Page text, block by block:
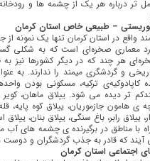
تر درباره هر یک از چشمه ها و
– طبیعی خاص استان کرمان
واقع در استان كرمان تنها یک نمونه
معماری صخره‌ای است كه به شكلی
هر چند كه در دیگر كشورها نیز
و گردشگری میمند را ندارند. به
كاپادوكیه‌ی تركیه، مسكونی بودن
تر دیده می شود. ییلاق ماهان، کویر
ی هامون جازموریان، ییلاق کوه پایه،
ییلاق رابر، باغ سنگی، ییلاق بنان،
با مناطق در برگیرنده ی چشمه های
آیند که قادر به جذب گردشگران و دوست
اجتماعی استان کرمان